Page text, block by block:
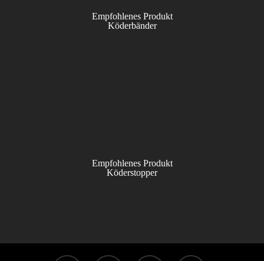
Empfohlenes Produkt
Köderbänder
Empfohlenes Produkt
Köderstopper